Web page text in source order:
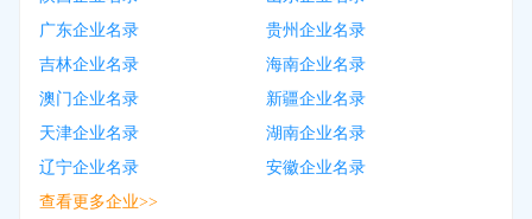
广东企业名录
贵州企业名录
吉林企业名录
海南企业名录
澳门企业名录
新疆企业名录
天津企业名录
湖南企业名录
辽宁企业名录
安徽企业名录
查看更多企业>>